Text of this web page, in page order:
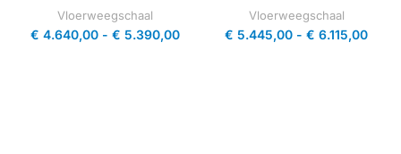
Vloerweegschaal
€ 4.640,00 - € 5.390,00
Vloerweegschaal
€ 5.445,00 - € 6.115,00